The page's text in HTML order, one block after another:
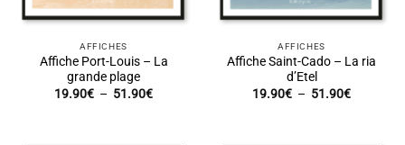
AFFICHES
Affiche Port-Louis – La
grande plage
19.90€ – 51.90€Plage
AFFICHES
Affiche Saint-Cado – La ria
d’Etel
19.90€ – 51.90€Plage